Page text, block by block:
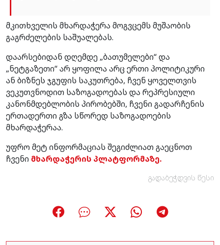
მკითხველის მხარდაჭერა მოგვცემს მუშაობის
გაგრძელების საშუალებას.
დაარსებიდან დღემდე „ბათუმელები“ და
„ნეტგაზეთი“ არ ყოფილა არც ერთი პოლიტიკური
ან ბიზნეს ჯგუფის საკუთრება, ჩვენ ყოველთვის
ვეკუთვნოდით საზოგადოებას და რეპრესიული
კანონმდებლობის პირობებში, ჩვენი გადარჩენის
ერთადერთი გზა სწორედ საზოგადოების
მხარდაჭერაა.
უფრო მეტ ინფორმაციას შეგიძლიათ გაეცნოთ
ჩვენი მხარდაჭერის პლატფორმაზე.
გადაბეჭდვის წესი